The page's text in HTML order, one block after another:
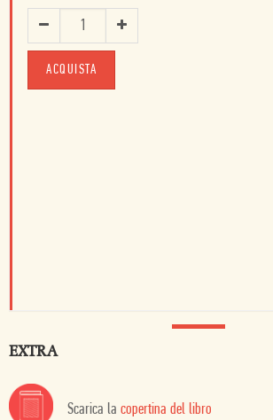
ACQUISTA
EXTRA
Scarica la copertina del libro